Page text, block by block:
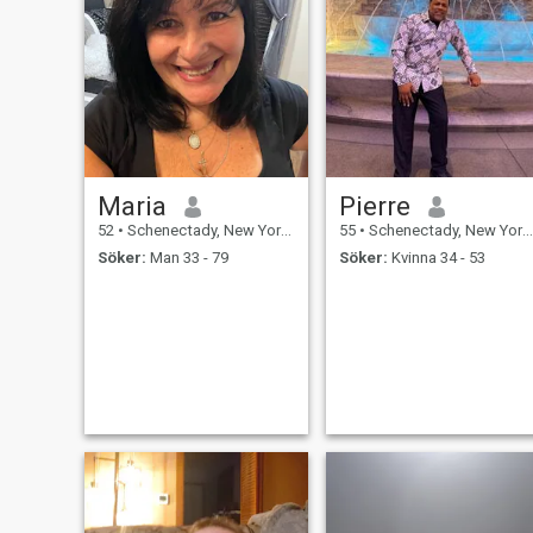
Maria
52 • Schenectady, New York, USA
Söker: Man 33 - 79
Pierre
55 • Schenectady, New York, USA
Söker: Kvinna 34 - 53